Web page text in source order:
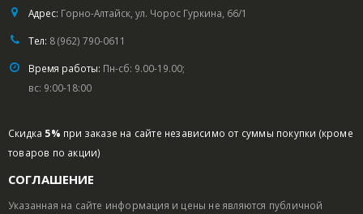
Адрес: Горно-Алтайск, ул. Чорос Гуркина, 66/1
Тел: 8 (962) 790-0611
Время работы: Пн-сб: 9.00-19.00;
вс: 9:00-18:00
Скидка 5% при заказе на сайте независимо от суммы покупки (кроме
товаров по акции)
СОГЛАШЕНИЕ
Указанная на сайте информация и цены не являются публичной